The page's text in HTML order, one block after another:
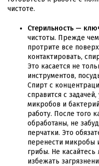
чистоте.
Стерильность —
чистоты. Прежде
протрите все
контактировать,
Это касается не
инструментов,
Спирт с
справится с
микробов и
работу. После того
обработаны, не
перчатки. Это
перенести микробы
грибы. Не
избежать